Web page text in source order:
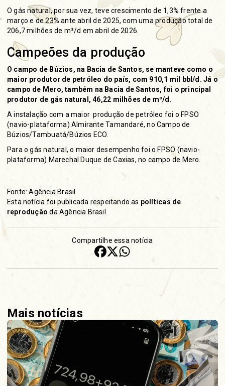
O gás natural, por sua vez, teve crescimento de 1,3% frente a
março e de 23% ante abril de 2025, com uma produção total de
206,7 milhões de m³/d em abril de 2026.
Campeões da produção
O campo de Búzios, na Bacia de Santos, se manteve como o
maior produtor de petróleo do país, com 910,1 mil bbl/d. Já o
campo de Mero, também na Bacia de Santos, foi o principal
produtor de gás natural, 46,22 milhões de m³/d.
A instalação com a maior produção de petróleo foi o FPSO
(navio-plataforma) Almirante Tamandaré, no Campo de
Búzios/Tambuatá/Búzios ECO.
Para o gás natural, o maior desempenho foi o FPSO (navio-
plataforma) Marechal Duque de Caxias, no campo de Mero.
Fonte: Agência Brasil
Esta notícia foi publicada respeitando as políticas de
reprodução da Agência Brasil.
Compartilhe essa notícia
Mais notícias